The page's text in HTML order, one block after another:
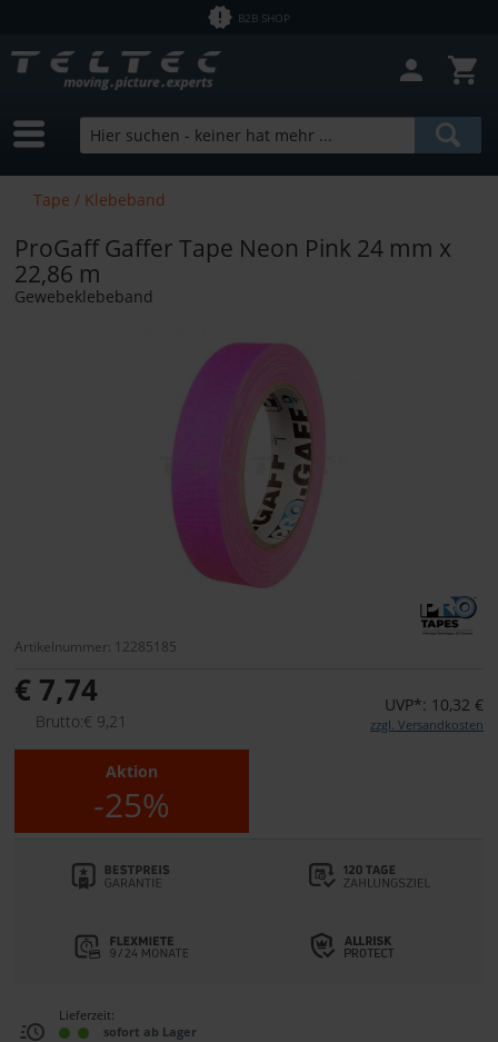
B2B SHOP
Tape / Klebeband
ProGaff Gaffer Tape Neon Pink 24 mm x
22,86 m
Gewebeklebeband
Artikelnummer: 12285185
€ 7,74
Brutto:€ 9,21
UVP*: 10,32 €
zzgl. Versandkosten
Aktion
-25%
Lieferzeit:
sofort ab Lager